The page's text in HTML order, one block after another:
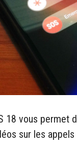
18 vous permet
sur les appels